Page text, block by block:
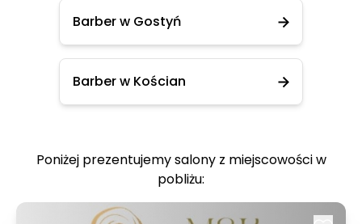
Barber w Gostyń
Barber w Kościan
Poniżej prezentujemy salony z miejscowości w
pobliżu: